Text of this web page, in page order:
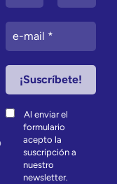
Al enviar el
formulario
acepto la
suscripción a
nuestro
newsletter.